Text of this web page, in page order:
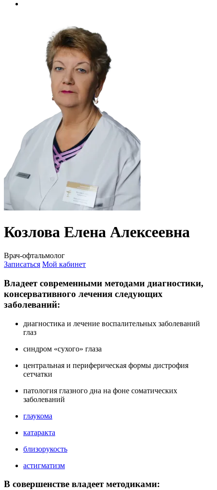
Козлова Елена Алексеевна
Врач-офтальмолог
Записаться Мой кабинет
Владеет современными методами диагностики,
консервативного лечения следующих
заболеваний:
диагностика и лечение воспалительных заболеваний
глаз
синдром «сухого» глаза
центральная и периферическая формы дистрофия
сетчатки
патология глазного дна на фоне соматических
заболеваний
глаукома
катаракта
близорукость
астигматизм
В совершенстве владеет методиками: